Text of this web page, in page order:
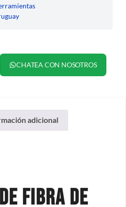
CHATEA CON NOSOTROS
adicional
Fibra de